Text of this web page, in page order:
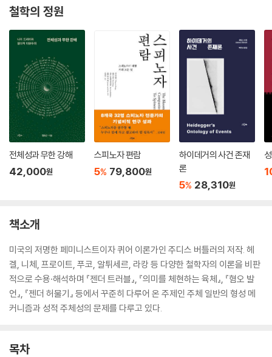
철학의 정원
전체성과 무한 강해
42,000원
스피노자 편람
5% 79,800원
하이데거의 사건 존재
론
5% 28,310원
책소개
미국의 저명한 페미니스트이자 퀴어 이론가인 주디스 버틀러의 저작. 헤
겔, 니체, 프로이트, 푸코, 알튀세르, 라캉 등 다양한 철학자의 이론을 비판
적으로 수용·해석하며 『젠더 트러블』, 『의미를 체현하는 육체』, 『혐오 발
언』, 『젠더 허물기』 등에서 꾸준히 다루어 온 주제인 주체 일반의 형성 메
커니즘과 성적 주체성의 문제를 다루고 있다.
목차